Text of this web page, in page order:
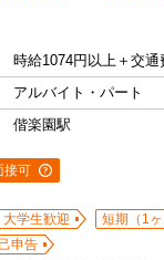
時給1074円以上＋交通
アルバイト・パート
偕楽園駅
接可
大学生歓迎 短期（1ヶ
申告